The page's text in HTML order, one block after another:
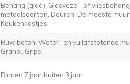
Behang (glad), Glasvezel- of
metaalsoorten, Deuren, De meeste
Keukenkastjes
Ruw beton, Water- en vuilafstotende
Granol, Grips
Binnen 7 jaar buiten 3 jaar